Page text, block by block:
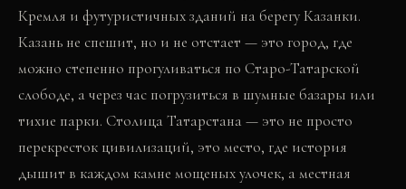
Кремля и футуристичных зданий на берегу Казанки.
Казань не спешит, но и не отстает — это город, где
можно степенно прогуливаться по Старо-Татарской
слободе, а через час погрузиться в шумные базары или
тихие парки. Столица Татарстана — это не просто
перекресток цивилизаций, это место, где история
дышит в каждом камне мощеных улочек, а местная